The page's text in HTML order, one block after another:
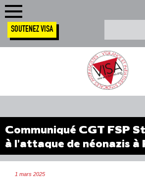
SOUTENEZ VISA
Communiqué CGT FSP
à l’attaque de néonazis à
1 mars 2025